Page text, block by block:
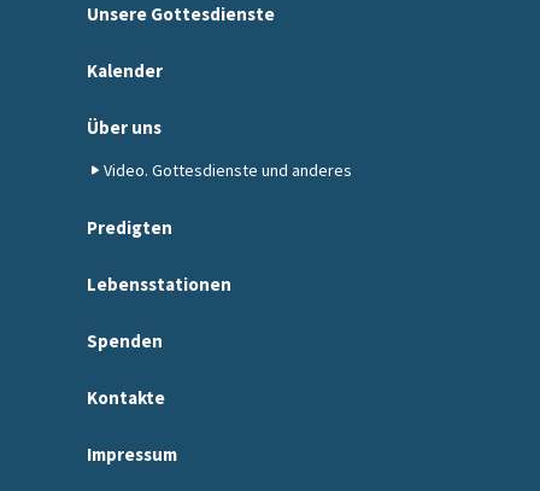
Unsere Gottesdienste
Kalender
Über uns
Video. Gottesdienste und anderes
Predigten
Lebensstationen
Spenden
Kontakte
Impressum